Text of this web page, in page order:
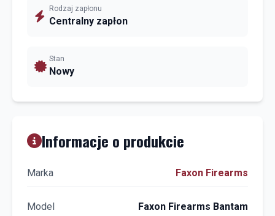
Rodzaj zapłonu
Centralny zapłon
Stan
Nowy
Informacje o produkcie
Marka Faxon Firearms
Model Faxon Firearms Bantam